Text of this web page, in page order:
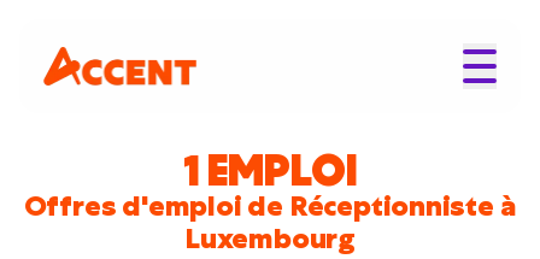
1 EMPLOI
Offres d'emploi de Réceptionniste à
Luxembourg